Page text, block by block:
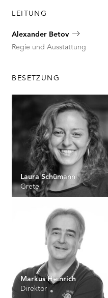
LEITUNG
Alexander Betov
Regie und Ausstattung
BESETZUNG
Laura Schümann
Grete
Markus Heinrich
Direktor